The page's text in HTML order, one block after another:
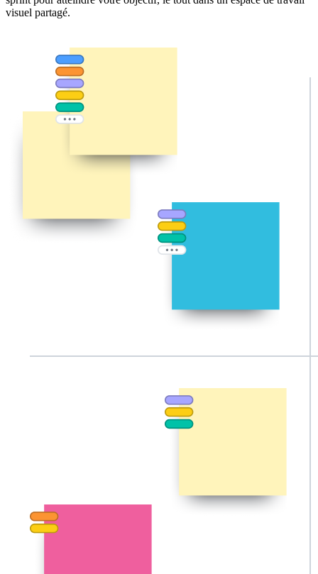
visuel partagé.